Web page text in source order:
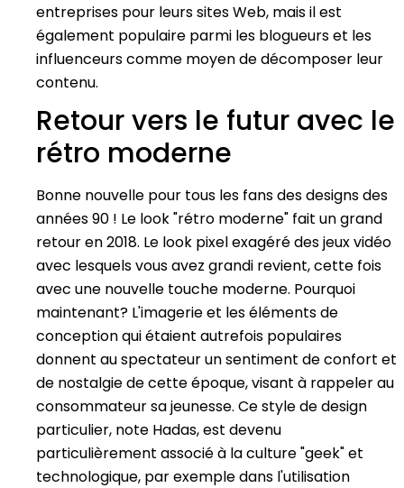
entreprises pour leurs sites Web, mais il est
également populaire parmi les blogueurs et les
influenceurs comme moyen de décomposer leur
contenu.
Retour vers le futur avec le
rétro moderne
Bonne nouvelle pour tous les fans des designs des
années 90 ! Le look "rétro moderne" fait un grand
retour en 2018. Le look pixel exagéré des jeux vidéo
avec lesquels vous avez grandi revient, cette fois
avec une nouvelle touche moderne. Pourquoi
maintenant? L'imagerie et les éléments de
conception qui étaient autrefois populaires
donnent au spectateur un sentiment de confort et
de nostalgie de cette époque, visant à rappeler au
consommateur sa jeunesse. Ce style de design
particulier, note Hadas, est devenu
particulièrement associé à la culture "geek" et
technologique, par exemple dans l'utilisation